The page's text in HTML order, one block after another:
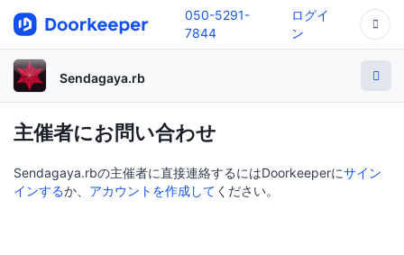
050-5291-
7844
ログイ
ン
Sendagaya.rb
主催者にお問い合わせ
Sendagaya.rbの主催者に直接連絡するにはDoorkeeperにサイン
インするか、 アカウントを作成して ください。